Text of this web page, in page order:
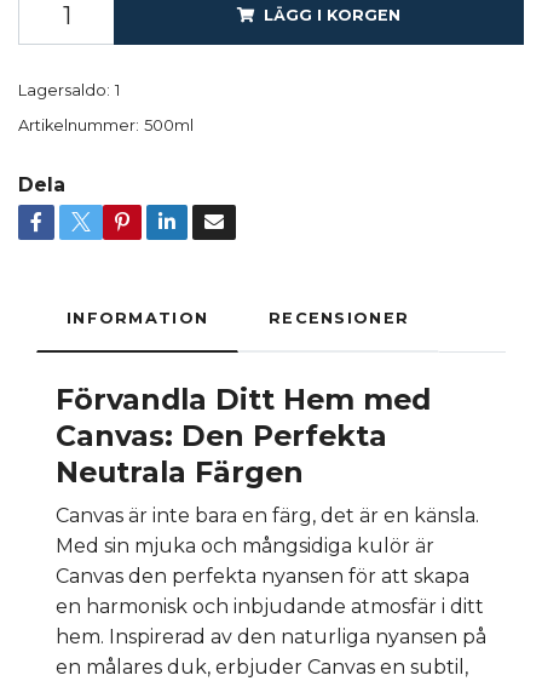
LÄGG I KORGEN
Lagersaldo: 1
Artikelnummer: 500ml
Dela
INFORMATION RECENSIONER
Förvandla Ditt Hem med
Canvas: Den Perfekta
Neutrala Färgen
Canvas är inte bara en färg, det är en känsla.
Med sin mjuka och mångsidiga kulör är
Canvas den perfekta nyansen för att skapa
en harmonisk och inbjudande atmosfär i ditt
hem. Inspirerad av den naturliga nyansen på
en målares duk, erbjuder Canvas en subtil,